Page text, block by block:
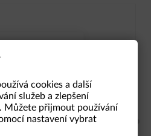
a analýze
o výkonu a
webu, zajištění
ze sociálních
ke zlepšení a
cookies a další
služeb a zlepšení
Můžete přijmout používání
nastavení vybrat